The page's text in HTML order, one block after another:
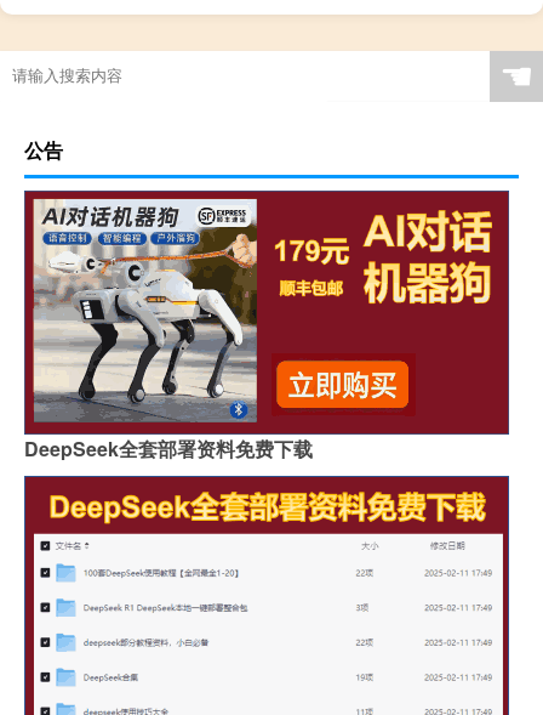
☚
公告
DeepSeek全套部署资料免费下载